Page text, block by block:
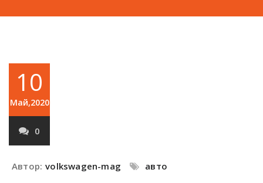
10
Май,2020
0
Автор: volkswagen-mag авто